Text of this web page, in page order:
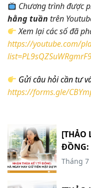
Chương trình được
hằng tuần trên
Xem lại các số đã
https://youtube.com/
Gửi câu hỏi cần tư
https://forms.gle/
[THẢO
ĐỒNG:
MẶT
Tháng 7